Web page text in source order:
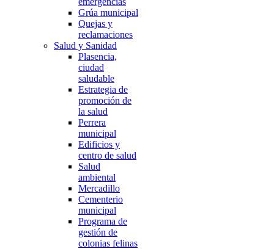
Grúa municipal
Quejas y
reclamaciones
Salud y Sanidad
Plasencia,
ciudad
saludable
Estrategia de
promoción de
la salud
Perrera
municipal
Edificios y
centro de salud
Salud
ambiental
Mercadillo
Cementerio
municipal
Programa de
gestión de
colonias felinas